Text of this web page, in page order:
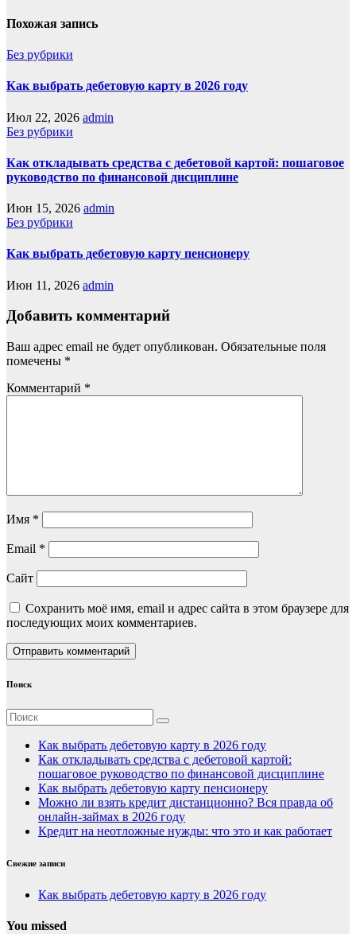
Похожая запись
Без рубрики
Как выбрать дебетовую карту в 2026 году
Июл 22, 2026 admin
Без рубрики
Как откладывать средства с дебетовой картой: пошаговое
руководство по финансовой дисциплине
Июн 15, 2026 admin
Без рубрики
Как выбрать дебетовую карту пенсионеру
Июн 11, 2026 admin
Добавить комментарий
Ваш адрес email не будет опубликован. Обязательные поля
помечены *
Комментарий *
Имя *
Email *
Сайт
Сохранить моё имя, email и адрес сайта в этом браузере для
последующих моих комментариев.
Поиск
Как выбрать дебетовую карту в 2026 году
Как откладывать средства с дебетовой картой:
пошаговое руководство по финансовой дисциплине
Как выбрать дебетовую карту пенсионеру
Можно ли взять кредит дистанционно? Вся правда об
онлайн-займах в 2026 году
Кредит на неотложные нужды: что это и как работает
Свежие записи
Как выбрать дебетовую карту в 2026 году
You missed